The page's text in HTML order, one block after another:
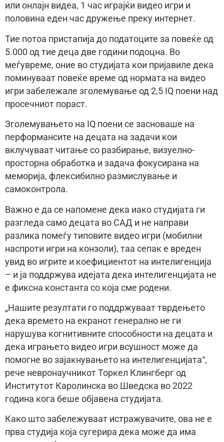
или онлајн видеа, 1 час играјќи видео игри и
половина еден час дружење преку интернет.
Тие потоа пристапија до податоците за повеќе од
5.000 од тие деца две години подоцна. Во
меѓувреме, оние во студијата кои пријавиле дека
поминуваат повеќе време од нормата на видео
игри забележале зголемување од 2,5 IQ поени над
просечниот пораст.
Зголемувањето на IQ поени се засноваше на
перформансите на децата на задачи кои
вклучуваат читање со разбирање, визуелно-
просторна обработка и задача фокусирана на
меморија, флексибилно размислување и
самоконтрола.
Важно е да се напомене дека иако студијата ги
разгледа само децата во САД и не направи
разлика помеѓу типовите видео игри (мобилни
наспроти игри на конзоли), таа сепак е вреден
увид во игрите и коефициентот на интелигенција
– и ја поддржува идејата дека интелигенцијата не
е фиксна константа со која сме родени.
„Нашите резултати го поддржуваат тврдењето
дека времето на екранот генерално не ги
нарушува когнитивните способности на децата и
дека играњето видео игри всушност може да
помогне во зајакнувањето на интелигенцијата“,
рече невронаучникот Торкел Клингберг од
Институтот Каролинска во Шведска во 2022
година кога беше објавена студијата.
Како што забележуваат истражувачите, ова не е
прва студија која сугерира дека може да има